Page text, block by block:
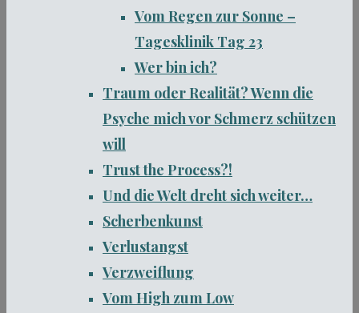
Vom Regen zur Sonne –
Tagesklinik Tag 23
Wer bin ich?
Traum oder Realität? Wenn die
Psyche mich vor Schmerz schützen
will
Trust the Process?!
Und die Welt dreht sich weiter…
Scherbenkunst
Verlustangst
Verzweiflung
Vom High zum Low